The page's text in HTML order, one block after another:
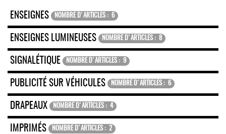
ENSEIGNES NOMBRE D'ARTICLES : 6
ENSEIGNES LUMINEUSES NOMBRE D'ARTICLES : 8
SIGNALÉTIQUE NOMBRE D'ARTICLES : 9
PUBLICITÉ SUR VÉHICULES NOMBRE D'ARTICLES : 6
DRAPEAUX NOMBRE D'ARTICLES : 4
IMPRIMÉS NOMBRE D'ARTICLES : 2